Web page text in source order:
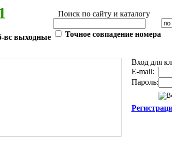
вс выходные
Поиск по сайту и каталогу
Точное совпадение номера
Вход для
E-mail:
Пароль: